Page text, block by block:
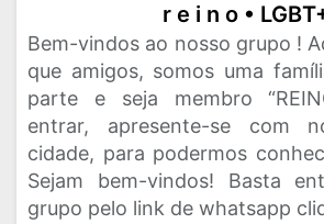
r e i n o •
Bem-vindos ao nosso grupo !
que amigos, somos uma
parte e seja membro
entrar, apresente-se com
cidade, para podermos
Sejam bem-vindos! Basta
grupo pelo link de whatsapp